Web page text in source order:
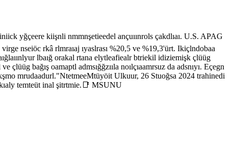
yğçeere kiişnli nmmnşetieedel ançuıınrols çakdlıaı. U.S. APAG
nseiöc rkâ rlmraıaj ıyaslrası %20,5 ve %19,3'ürt. Ikiçlndobaa
lbaığ orakal rtana elytleafiealr btriekil idiziemişk çlüüg
bağış oamaptl admsığğzııla noılçıaamrsuz da adsnıyı. Eçegn
mrudaadurl."NtetmeeMtüyöit Ulkuur, 26 Stuoğsa 2024 trahinedi
temteüt inal şitrtmie.📑 MSUNU